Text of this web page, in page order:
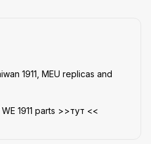
1911, MEU replicas and
1911 parts >>тут <<